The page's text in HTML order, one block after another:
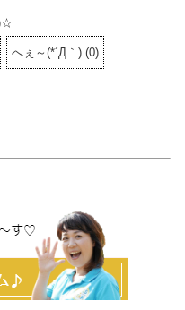
へぇ～(*´Д｀) (0)